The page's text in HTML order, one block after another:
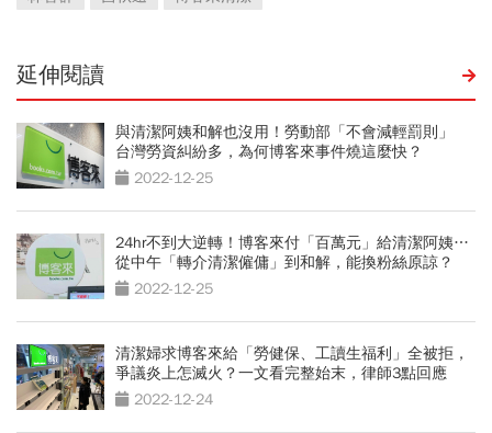
延伸閱讀
與清潔阿姨和解也沒用！勞動部「不會減輕罰則」
台灣勞資糾紛多，為何博客來事件燒這麼快？
2022-12-25
24hr不到大逆轉！博客來付「百萬元」給清潔阿姨…
從中午「轉介清潔僱傭」到和解，能換粉絲原諒？
2022-12-25
清潔婦求博客來給「勞健保、工讀生福利」全被拒，
爭議炎上怎滅火？一文看完整始末，律師3點回應
2022-12-24